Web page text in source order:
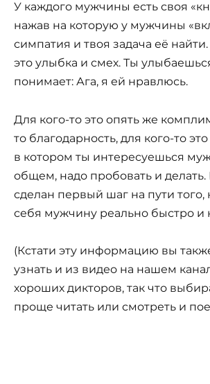
У каждого мужчины есть своя
нажав на которую у мужчины
симпатия и твоя задача её
это улыбка и смех. Ты
понимает: Ага, я ей нравлюсь.
Для кого-то это опять же
то благодарность, для кого-то
в котором ты интересуешься
общем, надо пробовать и делать.
сделан первый шаг на пути того,
себя мужчину реально быстро и
(Кстати эту информацию вы
узнать и из видео на нашем
хороших дикторов, так что
проще читать или смотреть и